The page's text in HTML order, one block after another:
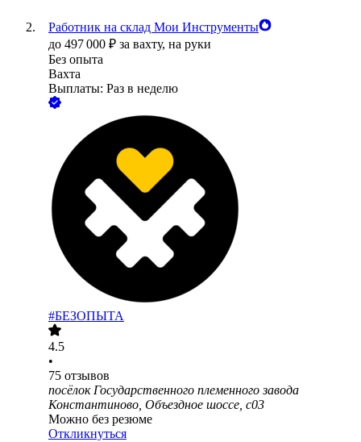
Работник на склад Мои Инструменты
до 497 000 ₽ за вахту, на руки
Без опыта
Вахта
Выплаты: Раз в неделю
#БЕЗОПЫТА
4.5
•
75 отзывов
посёлок Государственного племенного завода
Константиново, Объездное шоссе, с03
Можно без резюме
Откликнуться